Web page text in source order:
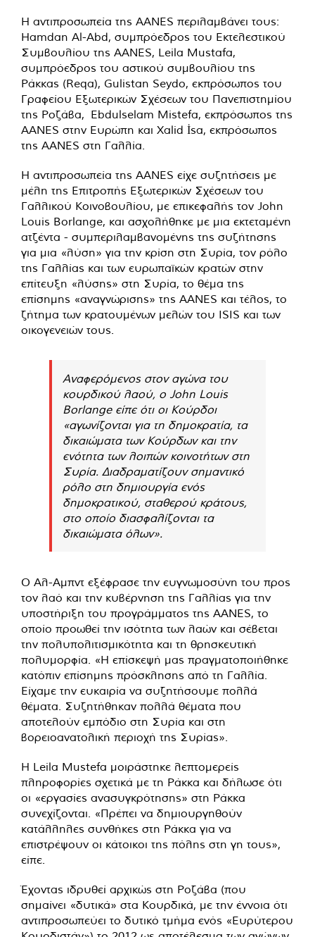
Η αντιπροσωπεία της AANES περιλαμβάνει τους:
Hamdan Al-Abd, συμπρόεδρος του Εκτελεστικού
Συμβουλίου της AANES, Leila Mustafa,
συμπρόεδρος του αστικού συμβουλίου της
Ράκκας (Reqa), Gulistan Seydo, εκπρόσωπος του
Γραφείου Εξωτερικών Σχέσεων του Πανεπιστημίου
της Ροζάβα, Ebdulselam Mistefa, εκπρόσωπος της
AANES στην Ευρώπη και Xalid İsa, εκπρόσωπος
της AANES στη Γαλλία.
Η αντιπροσωπεία της AANES είχε συζητήσεις με
μέλη της Επιτροπής Εξωτερικών Σχέσεων του
Γαλλικού Κοινοβουλίου, με επικεφαλής τον John
Louis Borlange, και ασχολήθηκε με μια εκτεταμένη
ατζέντα - συμπεριλαμβανομένης της συζήτησης
για μια «λύση» για την κρίση στη Συρία, τον ρόλο
της Γαλλίας και των ευρωπαϊκών κρατών στην
επίτευξη «λύσης» στη Συρία, το θέμα της
επίσημης «αναγνώρισης» της AANES και τέλος, το
ζήτημα των κρατουμένων μελών του ISIS και των
οικογενειών τους.
Αναφερόμενος στον αγώνα του
κουρδικού λαού, ο John Louis
Borlange είπε ότι οι Κούρδοι
«αγωνίζονται για τη δημοκρατία, τα
δικαιώματα των Κούρδων και την
ενότητα των λοιπών κοινοτήτων στη
Συρία. Διαδραματίζουν σημαντικό
ρόλο στη δημιουργία ενός
δημοκρατικού, σταθερού κράτους,
στο οποίο διασφαλίζονται τα
δικαιώματα όλων».
Ο Αλ-Αμπντ εξέφρασε την ευγνωμοσύνη του προς
τον λαό και την κυβέρνηση της Γαλλίας για την
υποστήριξη του προγράμματος της AANES, το
οποίο προωθεί την ισότητα των λαών και σέβεται
την πολυπολιτισμικότητα και τη θρησκευτική
πολυμορφία. «Η επίσκεψή μας πραγματοποιήθηκε
κατόπιν επίσημης πρόσκλησης από τη Γαλλία.
Είχαμε την ευκαιρία να συζητήσουμε πολλά
θέματα. Συζητήθηκαν πολλά θέματα που
αποτελούν εμπόδιο στη Συρία και στη
βορειοανατολική περιοχή της Συρίας».
Η Leila Mustefa μοιράστηκε λεπτομερείς
πληροφορίες σχετικά με τη Ράκκα και δήλωσε ότι
οι «εργασίες ανασυγκρότησης» στη Ράκκα
συνεχίζονται. «Πρέπει να δημιουργηθούν
κατάλληλες συνθήκες στη Ράκκα για να
επιστρέψουν οι κάτοικοι της πόλης στη γη τους»,
είπε.
Έχοντας ιδρυθεί αρχικώς στη Ροζάβα (που
σημαίνει «δυτικά» στα Κουρδικά, με την έννοια ότι
αντιπροσωπεύει το δυτικό τμήμα ενός «Ευρύτερου